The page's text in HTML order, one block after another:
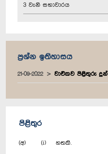
3 වැනි සභාවාරය
ප්‍රශ්න ඉතිහාසය
21-09-2022 වාචිකව පිළිතුරු දුන්
පිළිතුර
(අ) (i) හතකි.